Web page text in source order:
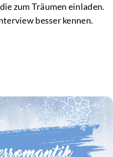
zum Träumen einladen.
besser kennen.